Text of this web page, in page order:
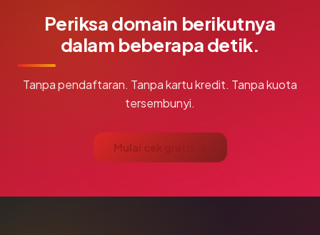
Periksa domain berikutnya
dalam beberapa detik.
Tanpa pendaftaran. Tanpa kartu kredit. Tanpa kuota
tersembunyi.
Mulai cek gratis →